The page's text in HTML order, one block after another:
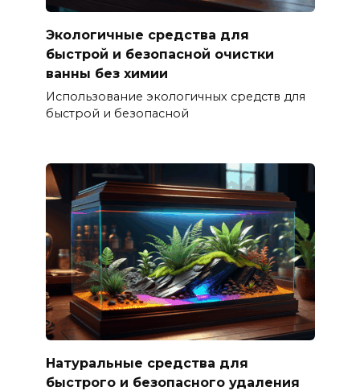
Экологичные средства для
быстрой и безопасной очистки
ванны без химии
Использование экологичных средств для
быстрой и безопасной
Натуральные средства для
быстрого и безопасного удаления